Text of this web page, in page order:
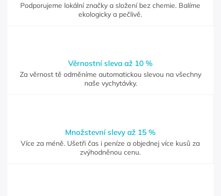
Podporujeme lokální značky a složení bez chemie. Balíme
ekologicky a pečlivě.
Věrnostní sleva až 10 %
Za věrnost tě odměníme automatickou slevou na všechny
naše vychytávky.
Množstevní slevy až 15 %
Více za méně. Ušetři čas i peníze a objednej více kusů za
zvýhodněnou cenu.